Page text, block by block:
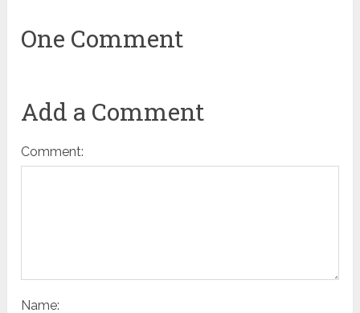
One Comment
Add a Comment
Comment:
Name: